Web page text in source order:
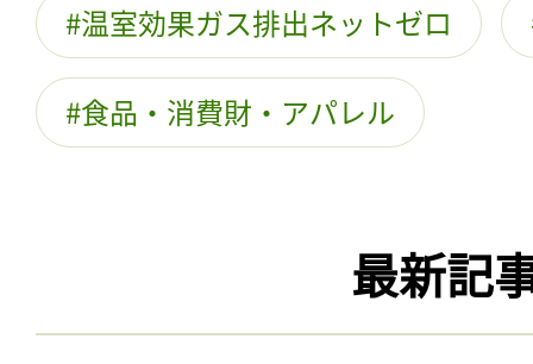
温室効果ガス排出ネットゼロ
食品・消費財・アパレル
最新記